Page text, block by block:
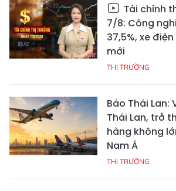
Tài chính
7/8: Công
37,5%, xe
mới
THỊ TRƯỜNG
Báo Thái Lan:
Thái Lan, trở
hàng không
Nam Á
THỊ TRƯỜNG